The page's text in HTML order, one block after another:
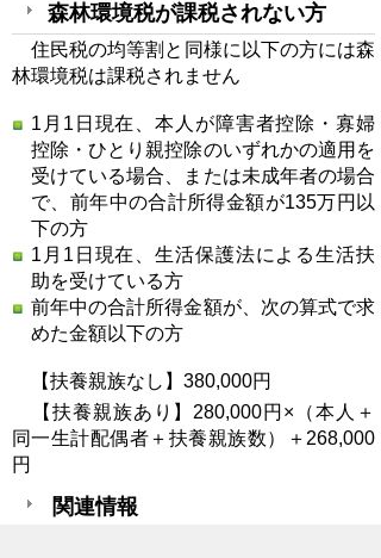
森林環境税が課税されない方
住民税の均等割と同様に以下の方には森
林環境税は課税されません
1月1日現在、本人が障害者控除・寡婦
控除・ひとり親控除のいずれかの適用を
受けている場合、または未成年者の場合
で、前年中の合計所得金額が135万円以
下の方
1月1日現在、生活保護法による生活扶
助を受けている方
前年中の合計所得金額が、次の算式で求
めた金額以下の方
【扶養親族なし】380,000円
【扶養親族あり】280,000円×（本人＋
同一生計配偶者＋扶養親族数）＋268,000
円
関連情報